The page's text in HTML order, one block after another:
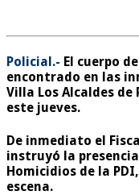
Policial.- El cuerpo
encontrado en las
Villa Los Alcaldes
este jueves.
De inmediato el
instruyó la
Homicidios de la
escena.